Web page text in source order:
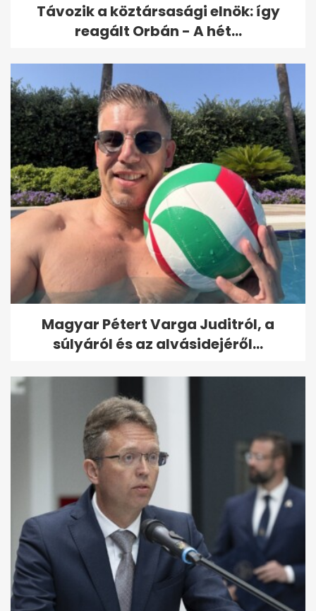
Távozik a köztársasági elnök: így
reagált Orbán - A hét...
Magyar Pétert Varga Juditról, a
súlyáról és az alvásidejéről...